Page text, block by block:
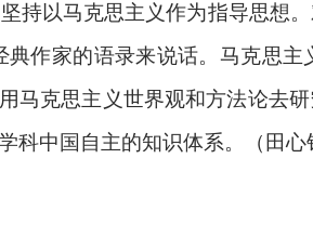
持以马克思主义作为指导思想
作家的语录来说话。马克思
马克思主义世界观和方法论去
中国自主的知识体系。（田心